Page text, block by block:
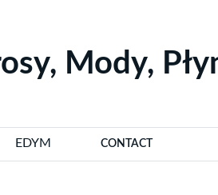
Mody,
EDYM CONTACT